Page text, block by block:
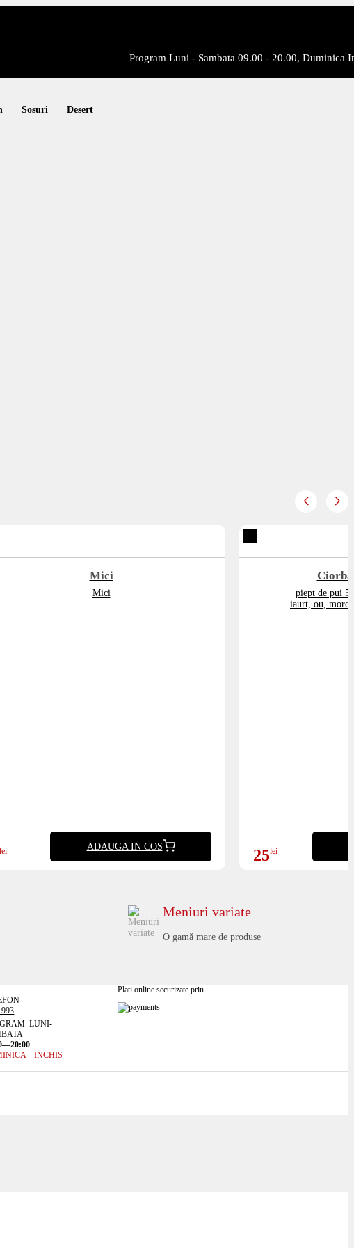
Program Luni - Sambata 09.00 - 20.00, Duminica
Sosuri Desert
Mici
Mici
lei ADAUGA IN COS
piept de pui
iaurt, ou,
25lei
Meniuri variate
O gamă mare de produse
LUNI-
– INCHIS
Plati online securizate prin